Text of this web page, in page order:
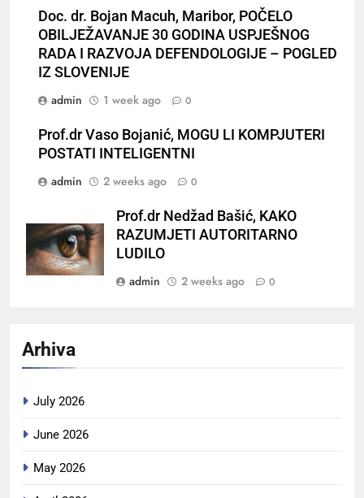
Doc. dr. Bojan Macuh, Maribor, POČELO
OBILJEŽAVANJE 30 GODINA USPJEŠNOG
RADA I RAZVOJA DEFENDOLOGIJE – POGLED
IZ SLOVENIJE
admin
1 week ago 0
Prof.dr Vaso Bojanić, MOGU LI KOMPJUTERI
POSTATI INTELIGENTNI
admin
2 weeks ago 0
Prof.dr Nedžad Bašić, KAKO
RAZUMJETI AUTORITARNO
LUDILO
admin
2 weeks ago 0
Arhiva
July 2026
June 2026
May 2026